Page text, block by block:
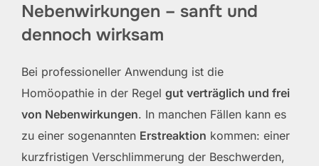
Nebenwirkungen – sanft und
dennoch wirksam
Bei professioneller Anwendung ist die
Homöopathie in der Regel gut verträglich und frei
von Nebenwirkungen. In manchen Fällen kann es
zu einer sogenannten Erstreaktion kommen: einer
kurzfristigen Verschlimmerung der Beschwerden,